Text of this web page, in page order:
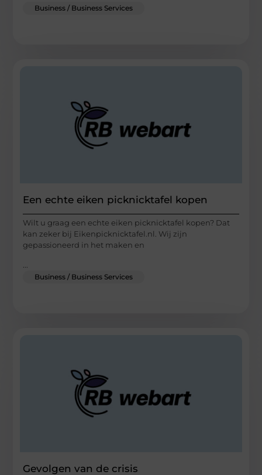
Business / Business Services
Een echte eiken picknicktafel kopen
Wilt u graag een echte eiken picknicktafel kopen? Dat
kan zeker bij Eikenpicknicktafel.nl. Wij zijn
gepassioneerd in het maken en
Business / Business Services
Gevolgen van de crisis